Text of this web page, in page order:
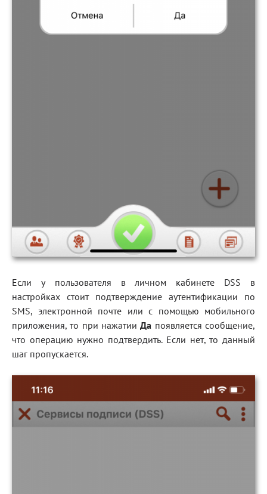
Если у пользователя в личном кабинете DSS в
настройках стоит подтверждение аутентификации по
SMS, электронной почте или с помощью мобильного
приложения, то при нажатииДа появляется сообщение,
что операцию нужно подтвердить. Если нет, то данный
шаг пропускается.